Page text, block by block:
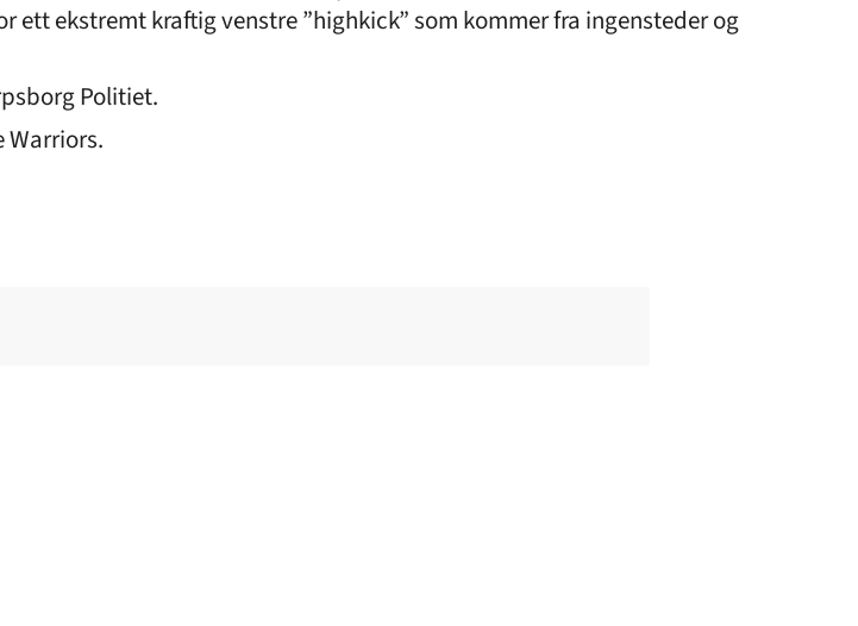
ekstremt kraftig venstre ”highkick” som kommer fra ingensteder og
Politiet.
Warriors.